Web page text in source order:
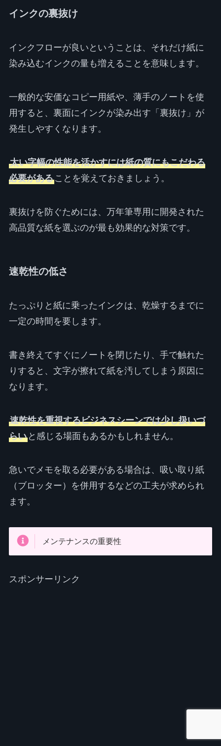
インクの裏抜け
インクフローが良いということは、それだけ紙に
染み込むインクの量も増えることを意味します。
一般的な安価なコピー用紙や、薄手のノートを使
用すると、裏面にインクが染み出す「裏抜け」が
発生しやすくなります。
太い字幅の性能を活かすには紙の質にもこだわる
必要があることを覚えておきましょう。
裏抜けを防ぐためには、万年筆専用に開発された
高品質な紙を選ぶのが最も効果的な対策です。
速乾性の低さ
たっぷりと紙に乗ったインクは、乾燥するまでに
一定の時間を要します。
書き終えてすぐにノートを閉じたり、手で触れた
りすると、文字が擦れて紙を汚してしまう原因に
なります。
速乾性を重視するビジネスシーンでは少し扱いづ
らいと感じる場面もあるかもしれません。
急いでメモを取る必要がある場合は、吸い取り紙
（ブロッター）を併用するなどの工夫が求められ
ます。
メンテナンスの重要性
スポンサーリンク